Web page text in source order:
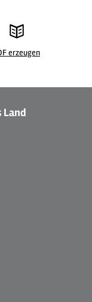
erzeugen
Land